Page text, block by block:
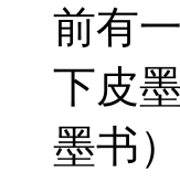
前有
下皮
墨书